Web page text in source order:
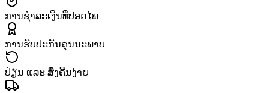
ການຊຳລະເງິນທີ່ປອດໄພ
ການຮັບປະກັນຄຸນນະພາບ
ປ່ຽນ ແລະ ສົ່ງຄືນງ່າຍ